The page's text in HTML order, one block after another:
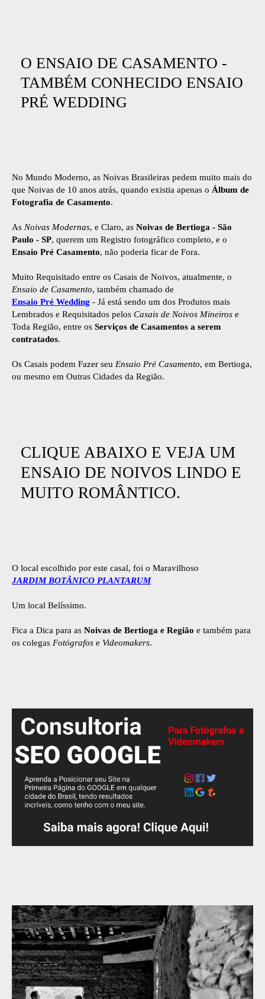
O ENSAIO DE CASAMENTO -
TAMBÉM CONHECIDO ENSAIO
PRÉ WEDDING
No Mundo Moderno, as Noivas Brasileiras pedem muito mais do
que Noivas de 10 anos atrás, quando existia apenas o Álbum de
Fotografia de Casamento.
As Noivas Modernas, e Claro, as Noivas de Bertioga - São
Paulo - SP, querem um Registro fotográfico completo, e o
Ensaio Pré Casamento, não poderia ficar de Fora.
Muito Requisitado entre os Casais de Noivos, atualmente, o
Ensaio de Casamento, também chamado de
Ensaio Pré Wedding - Já está sendo um dos Produtos mais
Lembrados e Requisitados pelos Casais de Noivos Mineiros e
Toda Região, entre os Serviços de Casamentos a serem
contratados.
Os Casais podem Fazer seu Ensaio Pré Casamento, em Bertioga,
ou mesmo em Outras Cidades da Região.
CLIQUE ABAIXO E VEJA UM
ENSAIO DE NOIVOS LINDO E
MUITO ROMÂNTICO.
O local escolhido por este casal, foi o Maravilhoso
JARDIM BOTÂNICO PLANTARUM
Um local Belíssimo.
Fica a Dica para as Noivas de Bertioga e Região e também para
os colegas Fotógrafos e Videomakers.